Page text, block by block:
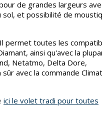
de grandes largeurs
et possibilité de
Il permet toutes les
ainsi qu'avec la
Netatmo, Delta Dore,
avec la commande
ici le volet tradi pour toutes